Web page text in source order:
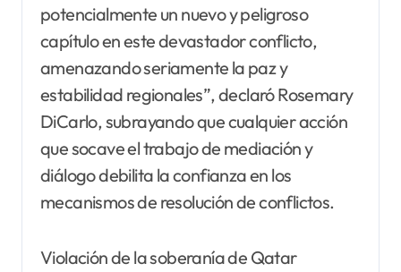
potencialmente un nuevo y peligroso
capítulo en este devastador conflicto,
amenazando seriamente la paz y
estabilidad regionales”, declaró Rosemary
DiCarlo, subrayando que cualquier acción
que socave el trabajo de mediación y
diálogo debilita la confianza en los
mecanismos de resolución de conflictos.
Violación de la soberanía de Qatar